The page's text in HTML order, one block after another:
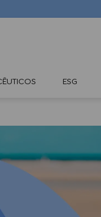
ESG